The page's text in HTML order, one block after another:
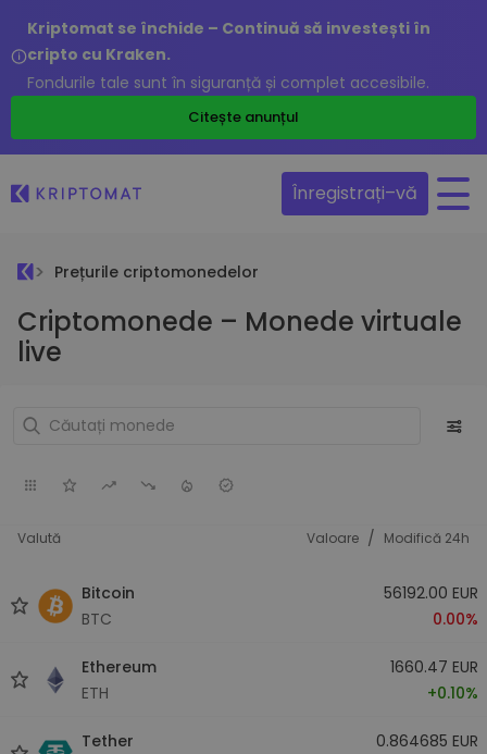
Kriptomat se închide – Continuă să investești în
cripto cu Kraken.
Fondurile tale sunt în siguranță și complet accesibile.
Citește anunțul
Înregistrați–vă
Prețurile criptomonedelor
Criptomonede – Monede virtuale
live
Valută Valoare / Modifică 24h
Bitcoin
BTC
56192.00 EUR
0.00%
Ethereum
ETH
1660.47 EUR
+0.10%
Tether
0.864685 EUR